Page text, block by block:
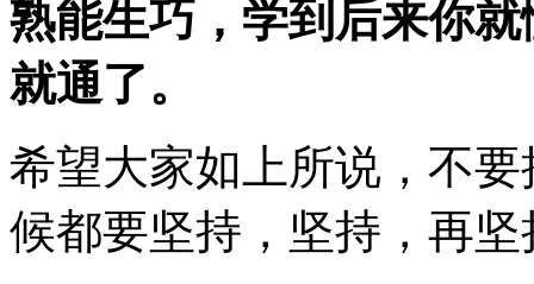
熟能生巧，学到后来你
就通了。
希望大家如上所说，不
候都要坚持，坚持，再坚